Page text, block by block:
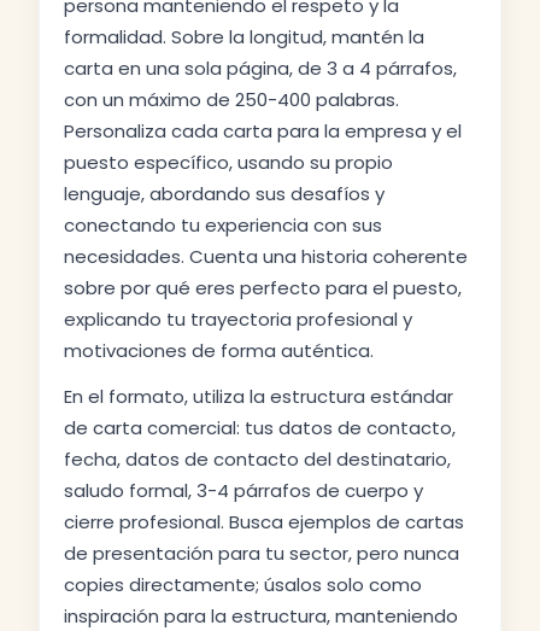
persona manteniendo el respeto y la
formalidad. Sobre la longitud, mantén la
carta en una sola página, de 3 a 4 párrafos,
con un máximo de 250-400 palabras.
Personaliza cada carta para la empresa y el
puesto específico, usando su propio
lenguaje, abordando sus desafíos y
conectando tu experiencia con sus
necesidades. Cuenta una historia coherente
sobre por qué eres perfecto para el puesto,
explicando tu trayectoria profesional y
motivaciones de forma auténtica.
En el formato, utiliza la estructura estándar
de carta comercial: tus datos de contacto,
fecha, datos de contacto del destinatario,
saludo formal, 3-4 párrafos de cuerpo y
cierre profesional. Busca ejemplos de cartas
de presentación para tu sector, pero nunca
copies directamente; úsalos solo como
inspiración para la estructura, manteniendo